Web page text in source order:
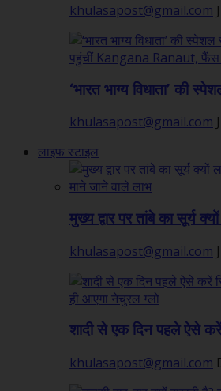
khulasapost@gmail.com
‘भारत भाग्य विधाता’ की
khulasapost@gmail.com
लाइफ स्टाइल
मुख्य द्वार पर तांबे का सूर्य
khulasapost@gmail.com
शादी से एक दिन पहले ऐसे
khulasapost@gmail.com